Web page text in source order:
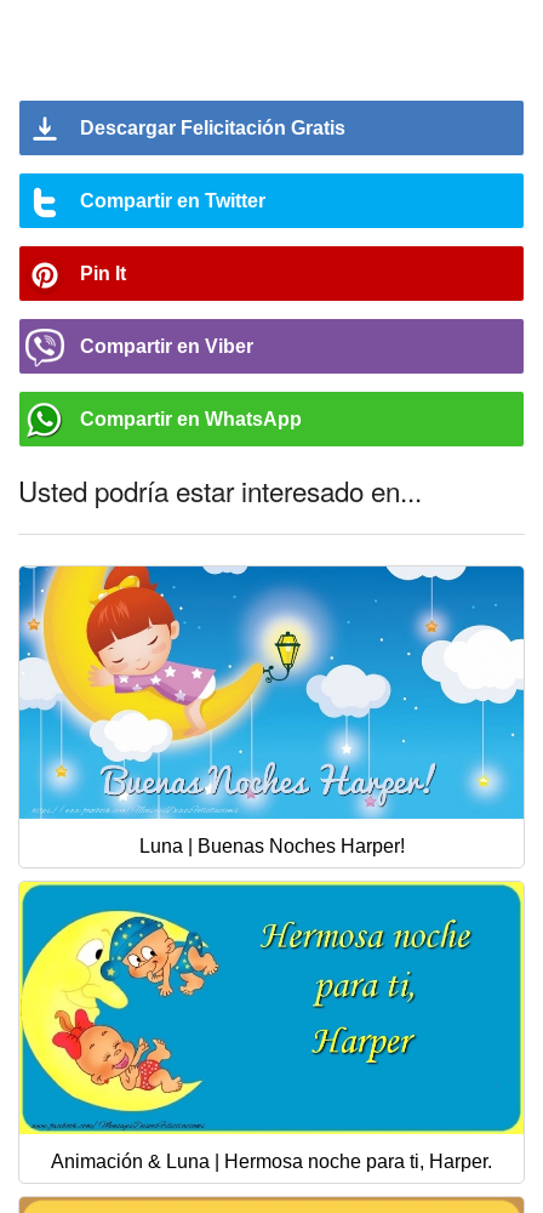
Descargar Felicitación Gratis
Compartir en Twitter
Pin It
Compartir en Viber
Compartir en WhatsApp
Usted podría estar interesado en...
Luna | Buenas Noches Harper!
Animación & Luna | Hermosa noche para ti, Harper.